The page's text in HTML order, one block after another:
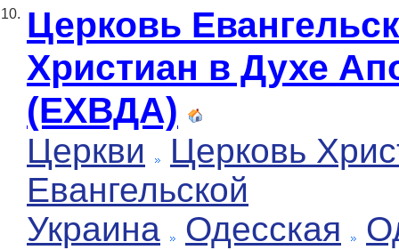
10. Церковь
Христиан в Духе
(ЕХВДА)
Церкви
Церковь
Евангельской
Украина
Одесская